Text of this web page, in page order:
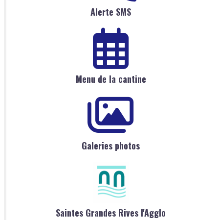
Alerte SMS
Menu de la cantine
Galeries photos
Saintes Grandes Rives l'Agglo